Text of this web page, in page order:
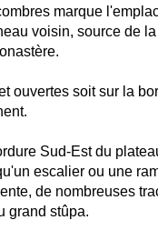
marque
voisin, source de
ouvertes soit sur la
Sud-Est du
escalier ou une
de nombreuses
grand stûpa.